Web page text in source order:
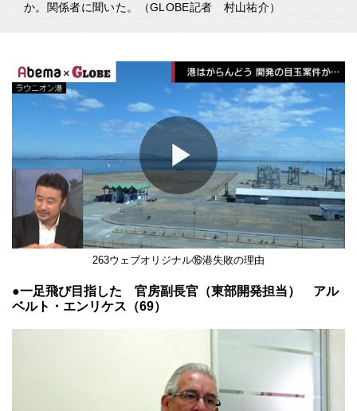
か。関係者に聞いた。（GLOBE記者 村山祐介）
Play
Video
263ウェブオリジナル⑯港失敗の理由
●一足飛び目指した 官房副長官（東部開発担当） アル
ベルト・エンリケス（69）